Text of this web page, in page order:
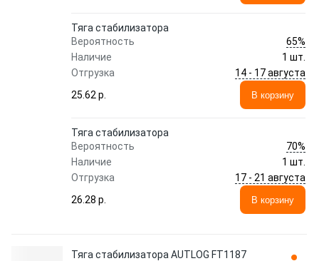
Тяга стабилизатора
Вероятность
65%
Наличие
1 шт.
Отгрузка
14 - 17 августа
25.62 p.
В корзину
Тяга стабилизатора
Вероятность
70%
Наличие
1 шт.
Отгрузка
17 - 21 августа
26.28 p.
В корзину
Тяга стабилизатора AUTLOG FT1187